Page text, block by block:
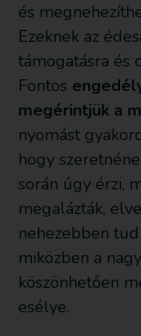
és
Ezeknek az
támogatásra és
Fontos
megérintjük a
nyomást
hogy
során úgy érzi,
megalázták,
nehezebben
miközben a
köszönhetően
esélye.